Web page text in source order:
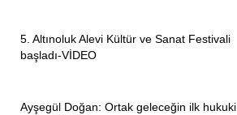
5. Altınoluk Alevi Kültür ve Sanat Festivali
başladı-VİDEO
Ayşegül Doğan: Ortak geleceğin ilk hukuki